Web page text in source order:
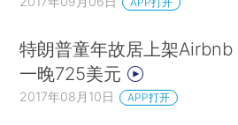
特朗普童年故居上架Airbnb
一晚725美元
2017年08月10日 APP打开